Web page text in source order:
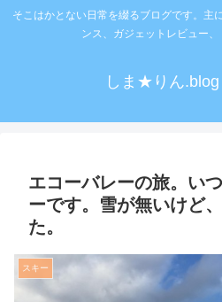
そこはかとない日常を綴るブログです。主
ンス、ガジェットレビュー、
しま★りん
エコーバレーの旅。い
ーです。雪が無いけど
た。
スキー